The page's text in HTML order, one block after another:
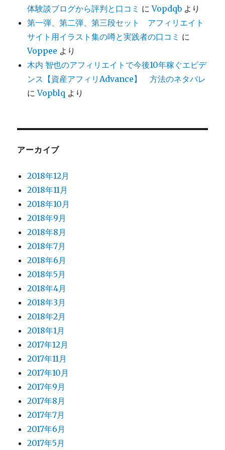
体験談ブログから評判と口コミ にVopdqb より
第一弾、第二弾、第三段セット アフィリエイト
サイト用イラスト集の噂と実践者の口コミ に
Voppee より
木内 智也のアフィリエイトで今後10年稼ぐエビデ
ンス【資産アフィリAdvance】 方法のネタバレ
にVopblq より
アーカイブ
2018年12月
2018年11月
2018年10月
2018年9月
2018年8月
2018年7月
2018年6月
2018年5月
2018年4月
2018年3月
2018年2月
2018年1月
2017年12月
2017年11月
2017年10月
2017年9月
2017年8月
2017年7月
2017年6月
2017年5月